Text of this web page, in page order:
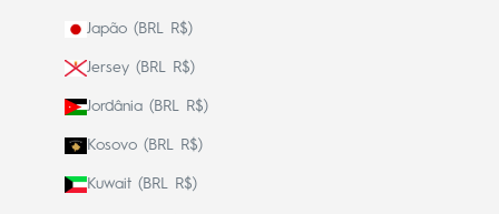
Japão (BRL R$)
Jersey (BRL R$)
Jordânia (BRL R$)
Kosovo (BRL R$)
Kuwait (BRL R$)